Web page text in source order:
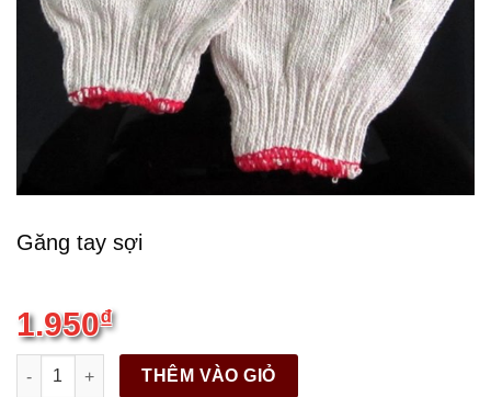
Găng tay sợi
1.950₫
Găng tay sợi quantity
THÊM VÀO GIỎ